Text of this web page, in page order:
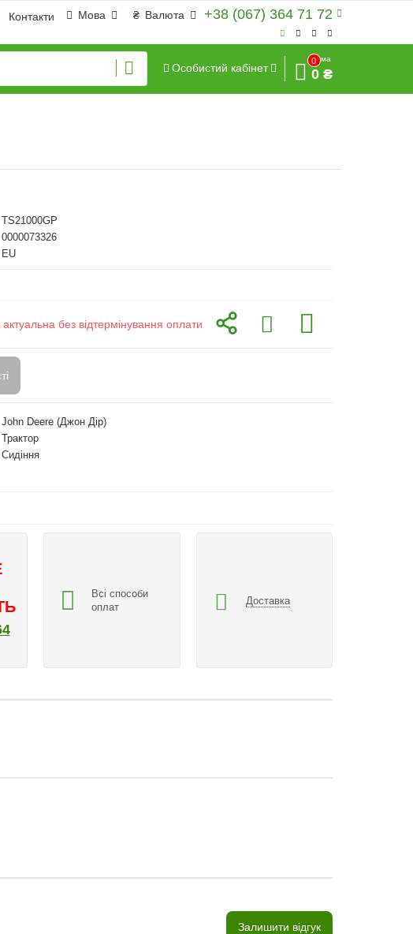
+38 (067) 364 71 72
₴ Валюта
Мова
Контакти
Особистий кабінет
0
Сума
0 ₴
TS21000GP
0000073326
EU
актуальна без відтермінування оплати
John Deere (Джон Дір)
Трактор
Сидіння
Всі способи
оплат
Доставка
Залишити відгук